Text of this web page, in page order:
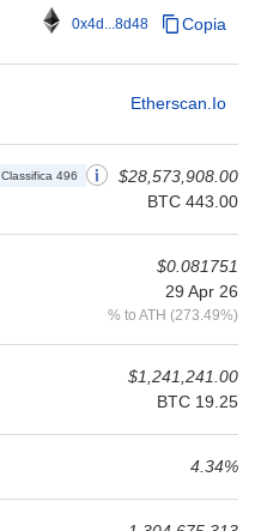
0x4d...8d48 Copia
Etherscan.io
Classifica 496
$28,573,908.00
BTC 443.00
$0.081751
29 Apr 26
% to ATH (273.49%)
$1,241,241.00
BTC 19.25
4.34%